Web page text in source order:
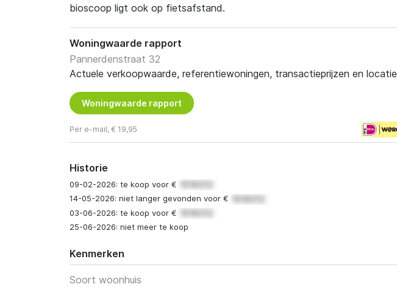
bioscoop ligt ook op fietsafstand.
Woningwaarde rapport
Pannerdenstraat 32
Actuele verkoopwaarde, referentiewoningen, transactieprijzen en locatie
Woningwaarde rapport
Per e-mail, € 19,95
Historie
09-02-2026: te koop voor €
14-05-2026: niet langer gevonden voor €
03-06-2026: te koop voor €
25-06-2026: niet meer te koop
Kenmerken
Soort woonhuis